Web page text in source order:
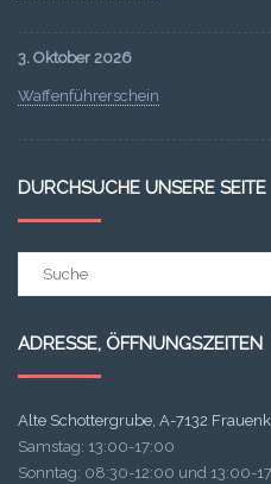
3. Oktober 2026
Waffenführerschein
DURCHSUCHE UNSERE SEITE
Suchergebnis
ADRESSE, ÖFFNUNGSZEITEN
Alte Schottergrube, A-7132
Samstag: 13:00-17:00
Sonntag: 08:30-12:00 und 13:00-